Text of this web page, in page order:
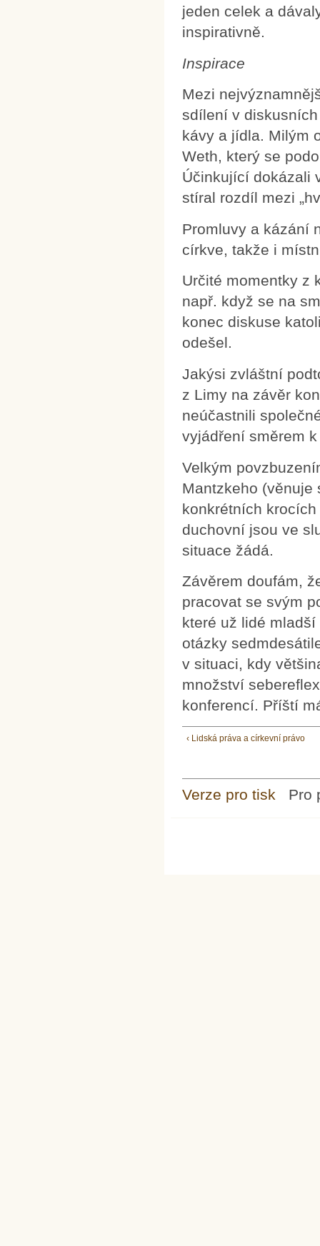
jeden celek a
inspirativně.
Inspirace
Mezi
sdílení v
kávy a jídla. Milým
Weth, který se
Účinkující dokázali
stíral rozdíl mezi
Promluvy a kázání
církve, takže i
Určité momentky z
např. když se na
konec diskuse
odešel.
Jakýsi zvláštní
z Limy na závěr
neúčastnili
vyjádření směrem
Velkým
Mantzkeho (věnuje
konkrétních
duchovní jsou ve
situace žádá.
Závěrem doufám,
pracovat se svým
které už lidé
otázky
v situaci, kdy
množství
konferencí. Příští
‹ Lidská práva a církevní právo
Verze pro tisk Pro